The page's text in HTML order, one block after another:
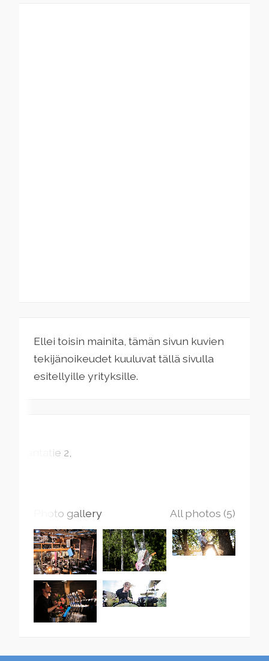
Ellei toisin mainita, tämän sivun kuvien
tekijänoikeudet kuuluvat tällä sivulla
esitellyille yrityksille.
Rantatie 2
Photo gallery All photos (5)